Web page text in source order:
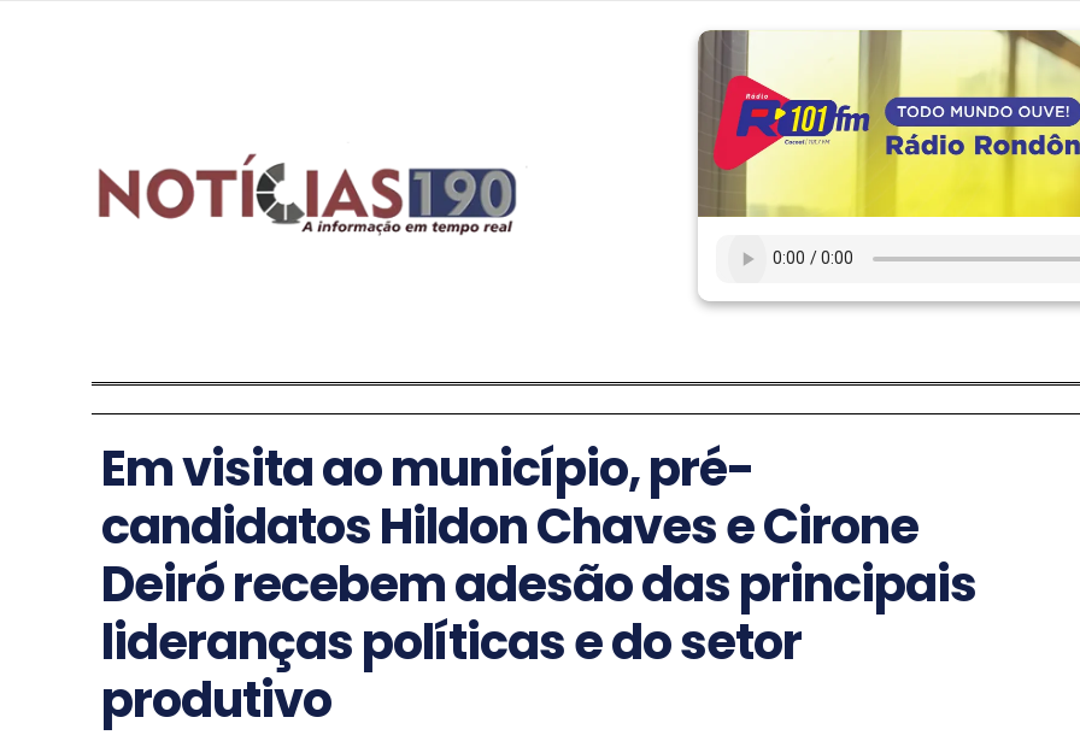
Em visita ao município, pré-
candidatos Hildon Chaves e Cirone
Deiró recebem adesão das principais
lideranças políticas e do setor
produtivo